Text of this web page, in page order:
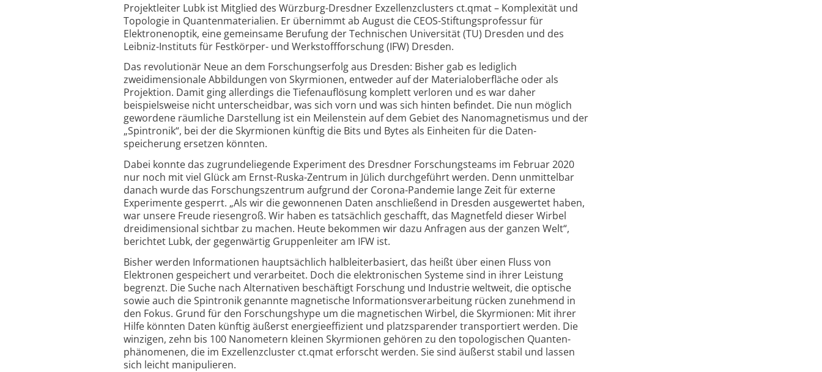
Projektleiter Lubk ist Mitglied des Würzburg-Dresdner Exzellenzclusters ct.qmat – Komplexität und
Topologie in Quanten­materialien. Er übernimmt ab August die CEOS-Stiftungs­professur für
Elektronen­optik, eine gemeinsame Berufung der Technischen Universität (TU) Dresden und des
Leibniz-Instituts für Festkörper- und Werk­stoff­forschung (IFW) Dresden.
Das revolutionär Neue an dem Forschungserfolg aus Dresden: Bisher gab es lediglich
zweidimensionale Abbildungen von Skyrmionen, entweder auf der Materialoberfläche oder als
Projektion. Damit ging allerdings die Tiefenauflösung komplett verloren und es war daher
beispielsweise nicht unterscheidbar, was sich vorn und was sich hinten befindet. Die nun möglich
gewordene räumliche Darstellung ist ein Meilenstein auf dem Gebiet des Nanomagnetismus und der
„Spintronik“, bei der die Skyrmionen künftig die Bits und Bytes als Einheiten für die Daten­
speicherung ersetzen könnten.
Dabei konnte das zugrunde­liegende Experiment des Dresdner Forschungsteams im Februar 2020
nur noch mit viel Glück am Ernst-Ruska-Zentrum in Jülich durchgeführt werden. Denn unmittelbar
danach wurde das Forschungszentrum aufgrund der Corona-Pandemie lange Zeit für externe
Experimente gesperrt. „Als wir die gewonnenen Daten anschließend in Dresden ausgewertet haben,
war unsere Freude riesengroß. Wir haben es tatsächlich geschafft, das Magnetfeld dieser Wirbel
dreidimensional sichtbar zu machen. Heute bekommen wir dazu Anfragen aus der ganzen Welt“,
berichtet Lubk, der gegenwärtig Gruppenleiter am IFW ist.
Bisher werden Informationen hauptsächlich halbleiter­basiert, das heißt über einen Fluss von
Elektronen gespeichert und verarbeitet. Doch die elektronischen Systeme sind in ihrer Leistung
begrenzt. Die Suche nach Alternativen beschäftigt Forschung und Industrie weltweit, die optische
sowie auch die Spintronik genannte magnetische Informations­verarbeitung rücken zunehmend in
den Fokus. Grund für den Forschungs­hype um die magnetischen Wirbel, die Skyrmionen: Mit ihrer
Hilfe könnten Daten künftig äußerst energie­effizient und platzsparender transportiert werden. Die
winzigen, zehn bis 100 Nanometern kleinen Skyrmionen gehören zu den topologischen Quanten­
phänomenen, die im Exzellenz­cluster ct.qmat erforscht werden. Sie sind äußerst stabil und lassen
sich leicht manipulieren.